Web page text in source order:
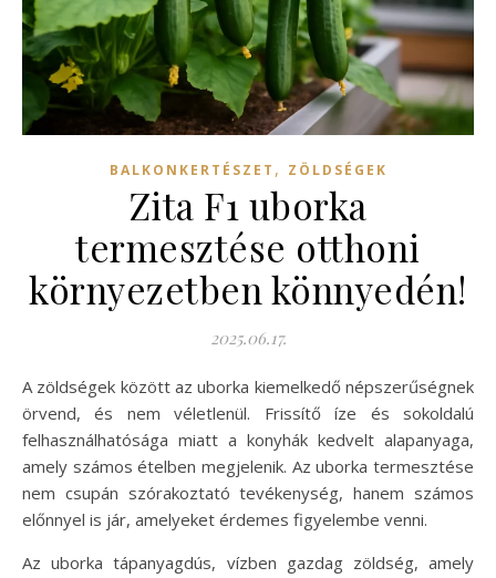
BALKONKERTÉSZET , ZÖLDSÉGEK
Zita F1 uborka
termesztése otthoni
környezetben könnyedén!
2025.06.17.
A zöldségek között az uborka kiemelkedő népszerűségnek
örvend, és nem véletlenül. Frissítő íze és sokoldalú
felhasználhatósága miatt a konyhák kedvelt alapanyaga,
amely számos ételben megjelenik. Az uborka termesztése
nem csupán szórakoztató tevékenység, hanem számos
előnnyel is jár, amelyeket érdemes figyelembe venni.
Az uborka tápanyagdús, vízben gazdag zöldség, amely